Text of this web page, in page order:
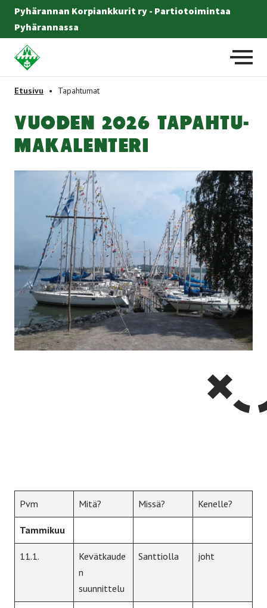
Pyhärannan Korpiankkurit ry - Partiotoimintaa
Pyhärannassa
Etusivulle
-
Etusivu • Tapahtumat
VUO­DEN 2026 TA­PAH­TU­
MA­KA­LEN­TE­RI
Pvm Mitä? Missä? Kenelle?
Tammikuu
11.1.
Kevätkaude
n
suunnittelu
Santtiolla joht